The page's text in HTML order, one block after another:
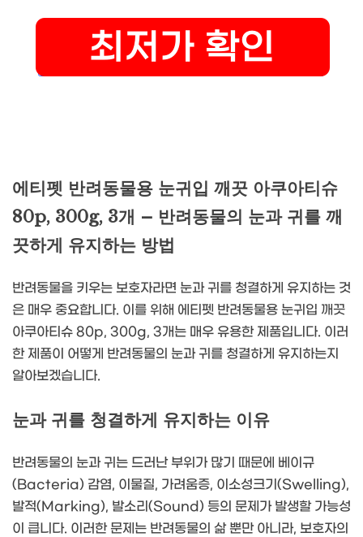
에티펫 반려동물용 눈귀입 깨끗 아쿠아티슈
80p, 300g, 3개 – 반려동물의 눈과 귀를 깨
끗하게 유지하는 방법
반려동물을 키우는 보호자라면 눈과 귀를 청결하게 유지하는 것
은 매우 중요합니다. 이를 위해 에티펫 반려동물용 눈귀입 깨끗
아쿠아티슈 80p, 300g, 3개는 매우 유용한 제품입니다. 이러
한 제품이 어떻게 반려동물의 눈과 귀를 청결하게 유지하는지
알아보겠습니다.
눈과 귀를 청결하게 유지하는 이유
반려동물의 눈과 귀는 드러난 부위가 많기 때문에 베이규
(Bacteria) 감염, 이물질, 가려움증, 이소성크기(Swelling),
발적(Marking), 발소리(Sound) 등의 문제가 발생할 가능성
이 큽니다. 이러한 문제는 반려동물의 삶 뿐만 아니라, 보호자의